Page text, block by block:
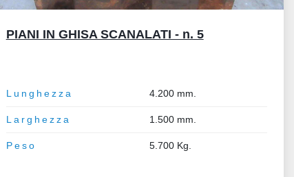
PIANI IN GHISA SCANALATI - n. 5
Lunghezza 4.200 mm.
Larghezza 1.500 mm.
Peso 5.700 Kg.